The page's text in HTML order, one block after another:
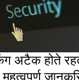
अटैक होते
महत्वपूर्ण